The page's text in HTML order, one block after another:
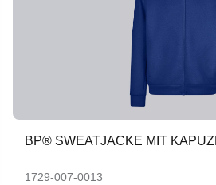
BP® SWEATJACKE MIT
1729-007-0013